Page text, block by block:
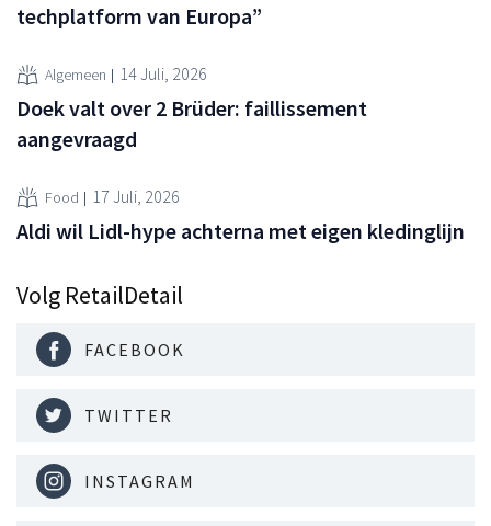
techplatform van Europa”
Algemeen 14 Juli, 2026
Doek valt over 2 Brüder: faillissement
aangevraagd
Food 17 Juli, 2026
Aldi wil Lidl-hype achterna met eigen kledinglijn
Volg RetailDetail
FACEBOOK
TWITTER
INSTAGRAM